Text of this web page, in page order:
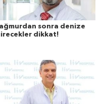
sonra denize
dikkat!